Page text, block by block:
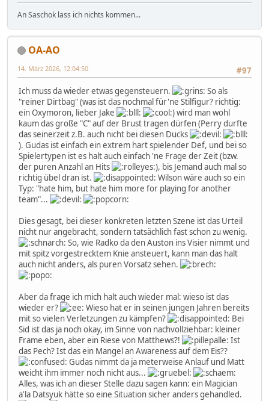
An Saschok lass ich nichts kommen...
OA-AO
#97
14. März 2026, 12:04:50
Ich muss da wieder etwas gegensteuern.
So als
"reiner Dirtbag" (was ist das nochmal für'ne Stilfigur? richtig:
ein Oxymoron, lieber Jake
) wird man wohl
kaum das große "C" auf der Brust tragen dürfen (Perry durfte
das seinerzeit z.B. auch nicht bei diesen Ducks
). Gudas ist einfach ein extrem hart spielender Def, und bei so
Spielertypen ist es halt auch einfach 'ne Frage der Zeit (bzw.
der puren Anzahl an Hits
), bis Jemand auch mal so
richtig übel dran ist.
Wilson wäre auch so ein
Typ: "hate him, but hate him more for playing for another
team"...
Dies gesagt, bei dieser konkreten letzten Szene ist das Urteil
nicht nur angebracht, sondern tatsächlich fast schon zu wenig.
So, wie Radko da den Auston ins Visier nimmt und
mit spitz vorgestrecktem Knie ansteuert, kann man das halt
auch nicht anders, als puren Vorsatz sehen.
Aber da frage ich mich halt auch wieder mal: wieso ist das
wieder er?
Wieso hat er in seinen jungen Jahren bereits
mit so vielen Verletzungen zu kämpfen?
Bei
Sid ist das ja noch okay, im Sinne von nachvollziehbar: kleiner
Frame eben, aber ein Riese von Matthews?!
Ist
das Pech? Ist das ein Mangel an Awareness auf dem Eis??
Gudas nimmt da ja meterweise Anlauf und Matt
weicht ihm immer noch nicht aus...
Alles, was ich an dieser Stelle dazu sagen kann: ein Magician
a'la Datsyuk hätte so eine Situation sicher anders gehandled.